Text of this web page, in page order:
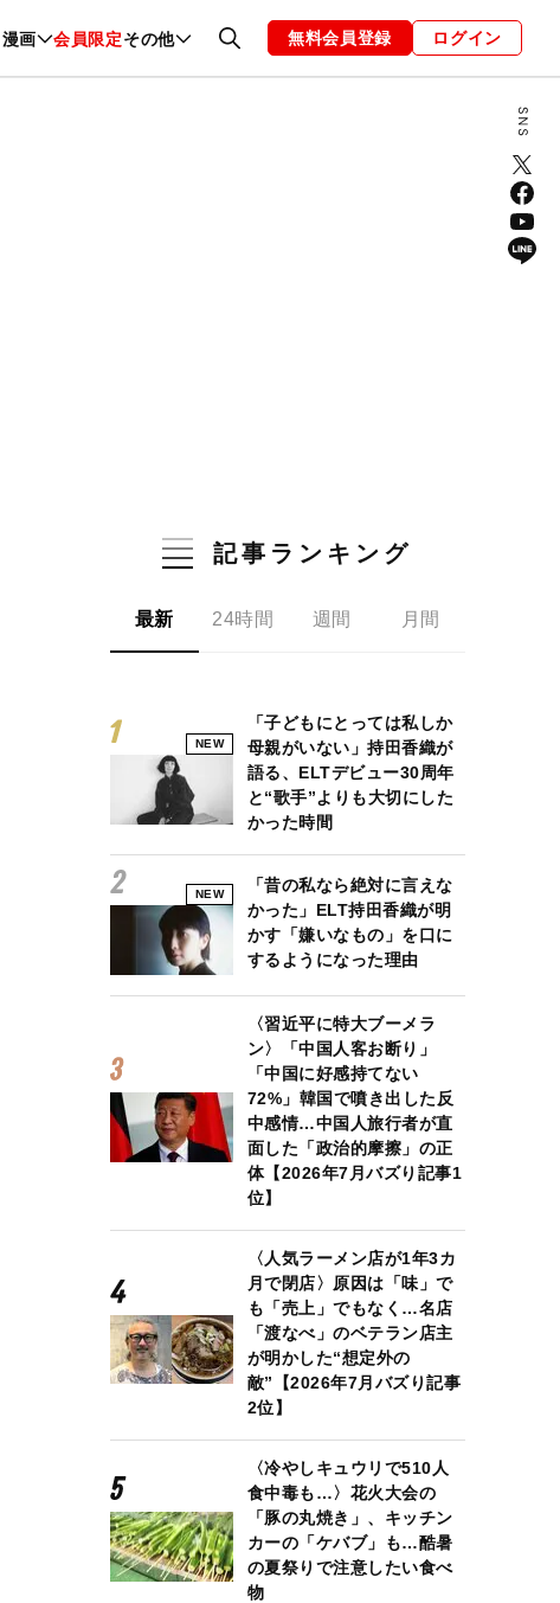
漫画 会員限定その他
ファッション 恋愛・結婚 編集部 お知らせ
無料会員登録 ログイン
記事ランキング
最新 24時間 週間 月間
NEW
「子どもにとっては私しか
母親がいない」持田香織が
語る、ELTデビュー30周年
と“歌手”よりも大切にした
かった時間
NEW
「昔の私なら絶対に言えな
かった」ELT持田香織が明
かす「嫌いなもの」を口に
するようになった理由
〈習近平に特大ブーメラ
ン〉「中国人客お断り」
「中国に好感持てない
72%」韓国で噴き出した反
中感情…中国人旅行者が直
面した「政治的摩擦」の正
体【2026年7月バズり記事1
位】
〈人気ラーメン店が1年3カ
月で閉店〉原因は「味」で
も「売上」でもなく…名店
「渡なべ」のベテラン店主
が明かした“想定外の
敵”【2026年7月バズり記事
2位】
〈冷やしキュウリで510人
食中毒も…〉花火大会の
「豚の丸焼き」、キッチン
カーの「ケバブ」も…酷暑
の夏祭りで注意したい食べ
物